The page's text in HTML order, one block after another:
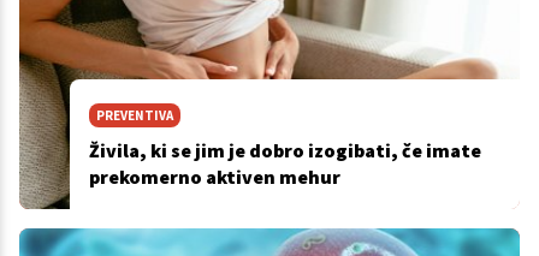
PREVENTIVA
Živila, ki se jim je dobro izogibati, če imate
prekomerno aktiven mehur